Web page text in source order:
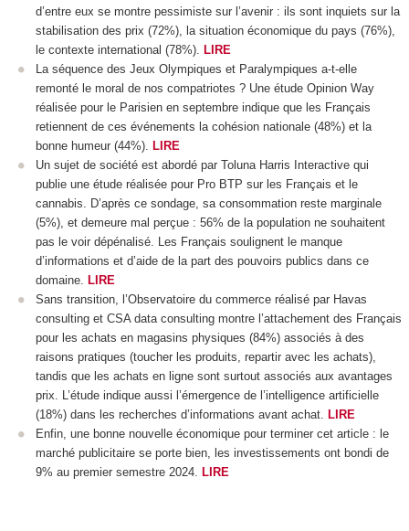
d’entre eux se montre pessimiste sur l’avenir : ils sont inquiets sur la
stabilisation des prix (72%), la situation économique du pays (76%),
le contexte international (78%).
LIRE
La séquence des Jeux Olympiques et Paralympiques a-t-elle
remonté le moral de nos compatriotes ? Une étude Opinion Way
réalisée pour le Parisien en septembre indique que les Français
retiennent de ces événements la cohésion nationale (48%) et la
bonne humeur (44%).
LIRE
Un sujet de société est abordé par Toluna Harris Interactive qui
publie une étude réalisée pour Pro BTP sur les Français et le
cannabis. D’après ce sondage, sa consommation reste marginale
(5%), et demeure mal perçue : 56% de la population ne souhaitent
pas le voir dépénalisé. Les Français soulignent le manque
d’informations et d’aide de la part des pouvoirs publics dans ce
domaine.
LIRE
Sans transition, l’Observatoire du commerce réalisé par Havas
consulting et CSA data consulting montre l’attachement des Français
pour les achats en magasins physiques (84%) associés à des
raisons pratiques (toucher les produits, repartir avec les achats),
tandis que les achats en ligne sont surtout associés aux avantages
prix. L’étude indique aussi l’émergence de l’intelligence artificielle
(18%) dans les recherches d’informations avant achat.
LIRE
Enfin, une bonne nouvelle économique pour terminer cet article : le
marché publicitaire se porte bien, les investissements ont bondi de
9% au premier semestre 2024.
LIRE